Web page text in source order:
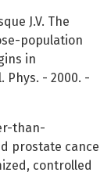
J.V. The
population
in
Phys. - 2000. -
than-
prostate cance
controlled